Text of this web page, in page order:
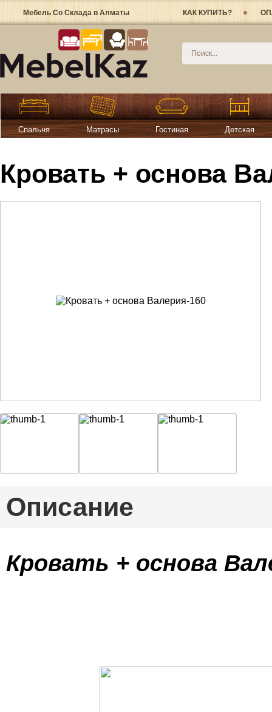
Мебель Со Склада в Алматы КАК КУПИТЬ?
Спальня Матрасы Гостиная Детская
Кровать + основа
Описание
Кровать + основа